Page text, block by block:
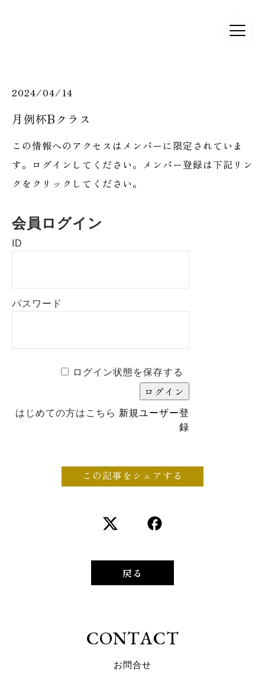
2024/04/14
​月例杯Bクラス
この情報へのアクセスはメンバーに限定されていま
す。ログインしてください。メンバー登録は下記リン
クをクリックしてください。
会員ログイン
ID
パスワード
ログイン状態を保存する
はじめての方はこちら 新規ユーザー登
録
この記事をシェアする
戻る
CONTACT
お問合せ